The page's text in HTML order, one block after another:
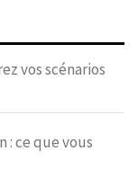
vos scénarios
: ce que vous